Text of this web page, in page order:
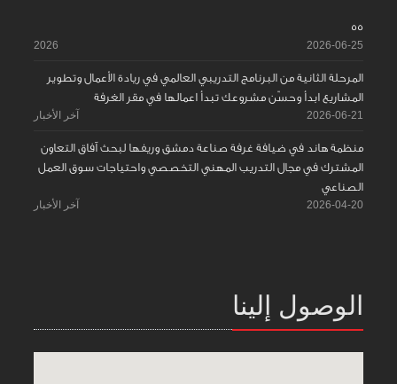
55
2026-06-25
2026
المرحلة الثانية من البرنامج التدريبي العالمي في ريادة الأعمال وتطوير
المشاريع ابدأ وحسّن مشروعك تبدأ اعمالها في مقر الغرفة
2026-06-21 آخر الأخبار
منظمة هاند في ضيافة غرفة صناعة دمشق وريفها لبحث آفاق التعاون
المشترك في مجال التدريب المهني التخصصي واحتياجات سوق العمل
الصناعي
2026-04-20 آخر الأخبار
الوصول إلينا